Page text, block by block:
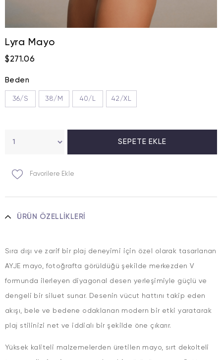
Lyra Mayo
$271.06
Beden
36/S 38/M 40/L 42/XL
Favorilere Ekle
ÜRÜN ÖZELLIKLERI
Sıra dışı ve zarif bir plaj deneyimi için özel olarak tasarlanan
AYJE mayo, fotoğrafta görüldüğü şekilde merkezden V
formunda ilerleyen diyagonal desen yerleşimiyle güçlü ve
dengeli bir siluet sunar. Desenin vücut hattını takip eden
akışı, bele ve bedene odaklanan modern bir etki yaratarak
plaj stilinizi net ve iddialı bir şekilde öne çıkarır.
Yüksek kaliteli malzemelerden üretilen mayo, sırt dekolteli